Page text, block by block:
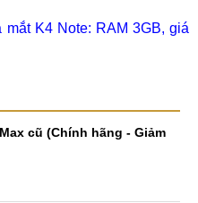
K4 Note: RAM 3GB, giá
cũ (Chính hãng - Giảm